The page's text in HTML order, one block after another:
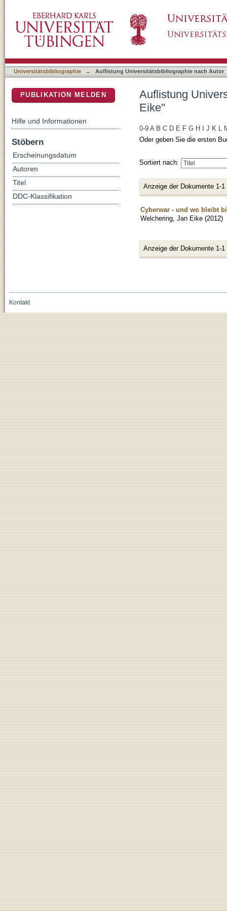
Universitätsbibliographie → Auflistung Universitätsbibliographie nach Autor
Auflistung
Eike"
0-9 A B C D E F G H J K L
Oder geben Sie die ersten
Sortiert nach:
Anzeige der Dokumente 1-1
Cyberwar - und wo bleibt
Welchering, Jan Eike (2012)
Anzeige der Dokumente 1-1
PUBLIKATION MELDEN
Hilfe und Informationen
Stöbern
Erscheinungsdatum
Autoren
Titel
DDC-Klassifikation
Kontakt